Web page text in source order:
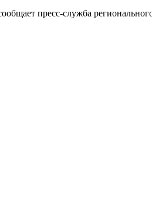
пресс-служба